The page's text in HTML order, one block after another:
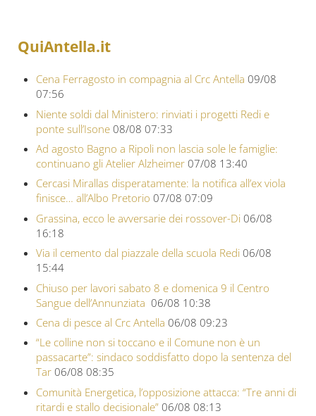
QuiAntella.it
Cena Ferragosto in compagnia al Crc Antella 09/08
07:56
Niente soldi dal Ministero: rinviati i progetti Redi e
ponte sull’Isone 08/08 07:33
Ad agosto Bagno a Ripoli non lascia sole le famiglie:
continuano gli Atelier Alzheimer 07/08 13:40
Cercasi Mirallas disperatamente: la notifica all’ex viola
finisce… all’Albo Pretorio 07/08 07:09
Grassina, ecco le avversarie dei rossover-Di 06/08
16:18
Via il cemento dal piazzale della scuola Redi 06/08
15:44
Chiuso per lavori sabato 8 e domenica 9 il Centro
Sangue dell’Annunziata 06/08 10:38
Cena di pesce al Crc Antella 06/08 09:23
“Le colline non si toccano e il Comune non è un
passacarte”: sindaco soddisfatto dopo la sentenza del
Tar 06/08 08:35
Comunità Energetica, l’opposizione attacca: “Tre anni di
ritardi e stallo decisionale” 06/08 08:13